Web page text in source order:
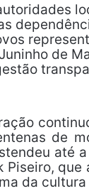
de
de
até
da